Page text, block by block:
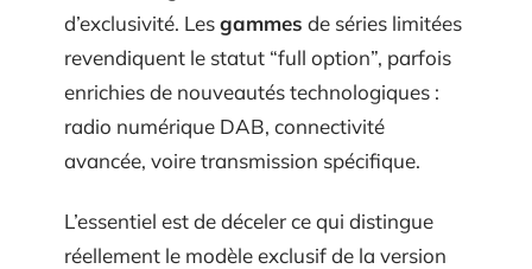
d’exclusivité. Lesgammes de séries limitées
revendiquent le statut “full option”, parfois
enrichies de nouveautés technologiques :
radio numérique DAB, connectivité
avancée, voire transmission spécifique.
L’essentiel est de déceler ce qui distingue
réellement le modèle exclusif de la version